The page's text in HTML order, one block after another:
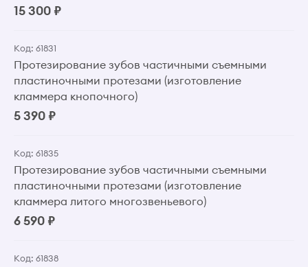
15 300 ₽
Код: 61831
Протезирование зубов частичными съемными
пластиночными протезами (изготовление
кламмера кнопочного)
5 390 ₽
Код: 61835
Протезирование зубов частичными съемными
пластиночными протезами (изготовление
кламмера литого многозвеньевого)
6 590 ₽
Код: 61838